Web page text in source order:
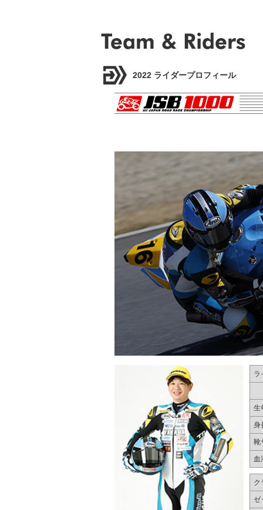
2022 ライダープロフィール
ラ
生
身
靴
血
ク
ゼ